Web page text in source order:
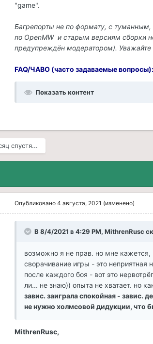
"game".
Багрепорты не по формату, с
по OpenMW и старым версиям сборки
предупреждён модератором).
FAQ/ЧАВО (часто задаваемые вопросы):
Показать контент
спустя...
Опубликовано 4 августа, 2021 (изменено)
В 8/4/2021 в 4:29 PM, MithrenRusc
возможно я не прав. но мне
сворачивание игры - это
после каждого боя - вот это
ли... не знаю)) опыта не хватает. но
завис. заиграла спокойная - завис.
не нужно холмсовой дидукции, что
MithrenRusc,